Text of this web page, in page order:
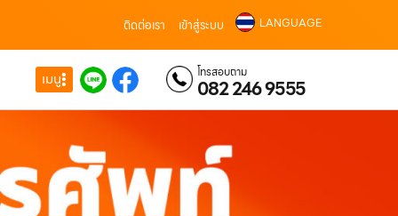
ติดต่อเรา เข้าสู่ระบบ LANGUAGE
เมนู โทรสอบถาม
082 246 9555